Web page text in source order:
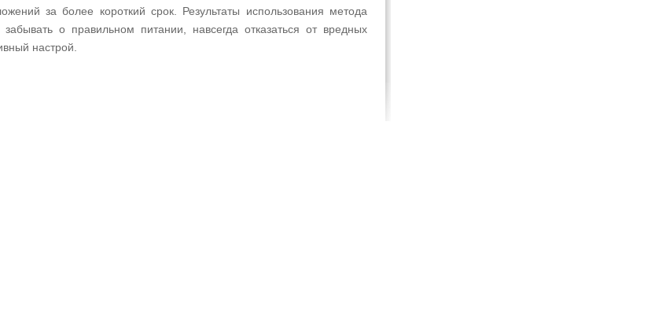
за более короткий срок. Результаты использования метода
о правильном питании, навсегда отказаться от вредных
настрой.